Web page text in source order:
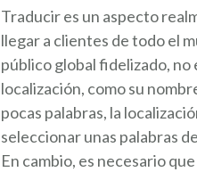
Traducir es un aspecto
llegar a clientes de todo el
público global fidelizado,
localización, como su
pocas palabras, la
seleccionar unas palabras
En cambio, es necesario